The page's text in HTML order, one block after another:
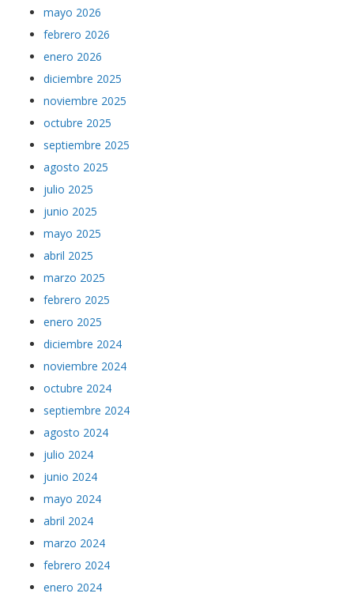
febrero 2026
enero 2026
diciembre 2025
noviembre 2025
octubre 2025
septiembre 2025
agosto 2025
julio 2025
junio 2025
mayo 2025
abril 2025
marzo 2025
febrero 2025
enero 2025
diciembre 2024
noviembre 2024
octubre 2024
septiembre 2024
agosto 2024
julio 2024
junio 2024
mayo 2024
abril 2024
marzo 2024
febrero 2024
enero 2024
diciembre 2023